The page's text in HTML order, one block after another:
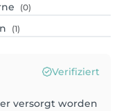
(0)
(1)
Verifiziert
versorgt worden